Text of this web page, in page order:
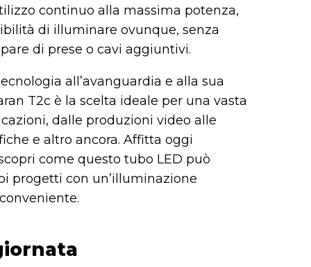
continuo alla massima potenza,
di illuminare ovunque, senza
di prese o cavi aggiuntivi.
all’avanguardia e alla sua
T2c è la scelta ideale per una vasta
dalle produzioni video alle
e altro ancora. Affitta oggi
scopri come questo tubo LED può
progetti con un’illuminazione